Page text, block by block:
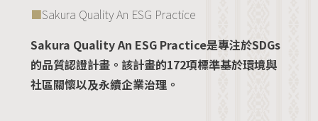
■Sakura Quality An ESG Practice
Sakura Quality An ESG Practice是專注於SDGs
的品質認證計畫。該計畫的172項標準基於環境與
社區關懷以及永續企業治理。